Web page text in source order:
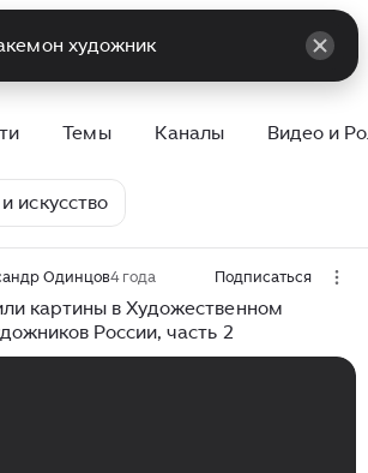
Темы Каналы Видео и
искусство
Одинцов4 года Подписаться
картины в Художественном
России, часть 2